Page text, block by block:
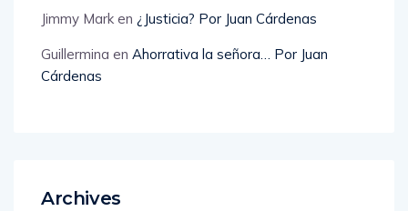
Jimmy Mark en ¿Justicia? Por Juan Cárdenas
Guillermina en Ahorrativa la señora… Por Juan
Cárdenas
Archives